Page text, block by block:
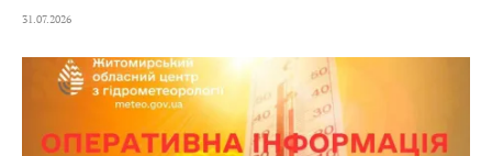
31.07.2026